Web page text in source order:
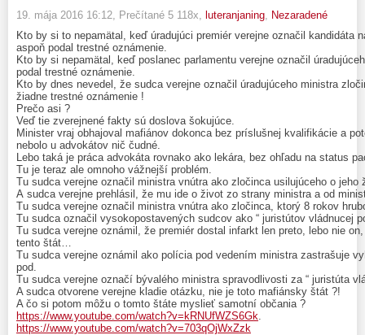
19. mája 2016 16:12 , Prečítané 5 118x, luteranjaning Nezaradené
Kto by si to nepamätal, keď úradujúci premiér verejne označil kandidáta
aspoň podal trestné oznámenie.
Kto by si nepamätal, keď poslanec parlamentu verejne označil
podal trestné oznámenie.
Kto by dnes nevedel, že sudca verejne označil úradujúceho ministra
žiadne trestné oznámenie !
Prečo asi ?
Veď tie zverejnené fakty sú doslova šokujúce.
Minister vraj obhajoval mafiánov dokonca bez príslušnej kvalifikácie a
nebolo u advokátov nič čudné.
Lebo taká je práca advokáta rovnako ako lekára, bez ohľadu na status
Tu je teraz ale omnoho vážnejší problém.
Tu sudca verejne označil ministra vnútra ako zločinca usilujúceho o jeho
A sudca verejne prehlásil, že mu ide o život zo strany ministra a od
Tu sudca verejne označil ministra vnútra ako zločinca, ktorý 8 rokov
Tu sudca označil vysokopostavených sudcov ako “ juristútov vládnucej
Tu sudca verejne oznámil, že premiér dostal infarkt len preto, lebo nie
tento štát…
Tu sudca verejne oznámil ako polícia pod vedením ministra zastrašuje
pod.
Tu sudca verejne označí bývalého ministra spravodlivosti za “ juristúta
A sudca otvorene verejne kladie otázku, nie je toto mafiánsky štát ?!
A čo si potom môžu o tomto štáte myslieť samotní občania ?
https://www.youtube.com/watch?v=kRNUfWZS6Gk
https://www.youtube.com/watch?v=703qOjWxZzk